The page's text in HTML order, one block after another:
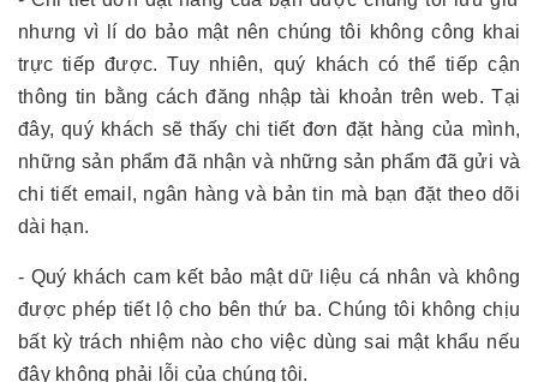
nhưng vì lí do bảo mật nên chúng tôi không công khai
trực tiếp được. Tuy nhiên, quý khách có thể tiếp cận
thông tin bằng cách đăng nhập tài khoản trên web. Tại
đây, quý khách sẽ thấy chi tiết đơn đặt hàng của mình,
những sản phẩm đã nhận và những sản phẩm đã gửi và
chi tiết email, ngân hàng và bản tin mà bạn đặt theo dõi
dài hạn.
- Quý khách cam kết bảo mật dữ liệu cá nhân và không
được phép tiết lộ cho bên thứ ba. Chúng tôi không chịu
bất kỳ trách nhiệm nào cho việc dùng sai mật khẩu nếu
đây không phải lỗi của chúng tôi.